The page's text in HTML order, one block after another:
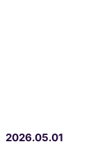
2026.05.01